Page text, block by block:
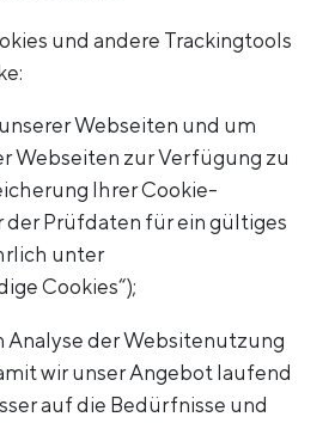
und andere Trackingtools
Webseiten und um
Webseiten zur Verfügung zu
Ihrer Cookie-
der Prüfdaten für ein gültiges
unter
Cookies“);
Analyse der Websitenutzung
wir unser Angebot laufend
auf die Bedürfnisse und